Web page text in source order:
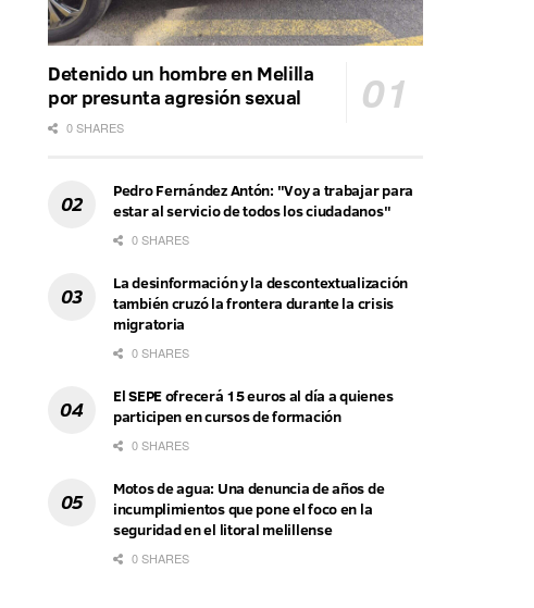
Detenido un hombre en Melilla
por presunta agresión sexual
0 SHARES
Pedro Fernández Antón: "Voy a trabajar para
estar al servicio de todos los ciudadanos"
0 SHARES
La desinformación y la descontextualización
también cruzó la frontera durante la crisis
migratoria
0 SHARES
El SEPE ofrecerá 15 euros al día a quienes
participen en cursos de formación
0 SHARES
Motos de agua: Una denuncia de años de
incumplimientos que pone el foco en la
seguridad en el litoral melillense
0 SHARES